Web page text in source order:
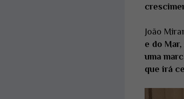
João
e do
uma
que irá